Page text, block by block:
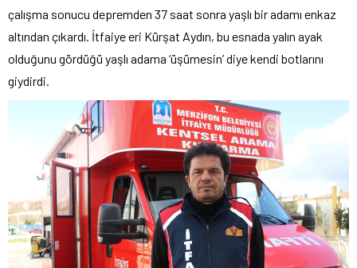
çalışma sonucu depremden 37 saat sonra yaşlı bir adamı enkaz
altından çıkardı. İtfaiye eri Kürşat Aydın, bu esnada yalın ayak
olduğunu gördüğü yaşlı adama ‘üşümesin’ diye kendi botlarını
giydirdi.